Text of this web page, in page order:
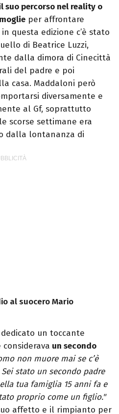
suo percorso nel reality o
per affrontare
questa edizione c’è stato
di Beatrice Luzzi,
dalla dimora di Cinecittà
del padre e poi
casa. Maddaloni però
diversamente e
al Gf, soprattutto
scorse settimane era
dalla lontananza di
al suocero Mario
un toccante
considerava un secondo
non muore mai se c’è
stato un secondo padre
tua famiglia 15 anni fa e
proprio come un figlio."
affetto e il rimpianto per